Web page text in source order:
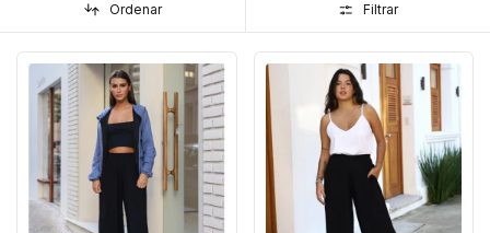
Ordenar Filtrar